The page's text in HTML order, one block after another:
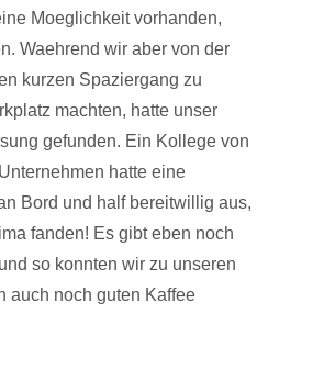
Moeglichkeit vorhanden,
Waehrend wir aber von der
kurzen Spaziergang zu
machten, hatte unser
gefunden. Ein Kollege von
hatte eine
Bord und half bereitwillig aus,
fanden! Es gibt eben noch
so konnten wir zu unseren
auch noch guten Kaffee